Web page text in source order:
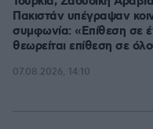
Πακιστάν υπέγραψαν
συμφωνία: «Επίθεση σε
θεωρείται επίθεση σε
07.08.2026, 14:10